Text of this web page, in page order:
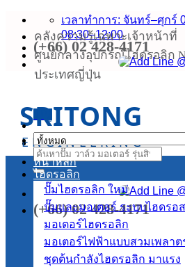
ข้าม
เนื้อหา
เวลาทำการ: จันทร์–ศุกร์
08:30–12:00
ศูนย์กลางอุปกรณ์ไฮดรอลิก
ประเทศญี่ปุ่น
คลังความรู้เฉพาะเจ้าหน้าที่
(+66) 02 428-4171
ENGINEERING
SRITONG
ค้นหา:
(+66) 02 428-4171
หน้าหลัก
ไฮดรอลิก
ปั๊มไฮดรอลิก
ปั๊มและมอเตอร์ ระบบไฮดรอ
มอเตอร์ไฮดรอลิก
มอเตอร์ไฟฟ้าแบบสวมเพลา
ชุดต้นกำลังไฮดรอลิก